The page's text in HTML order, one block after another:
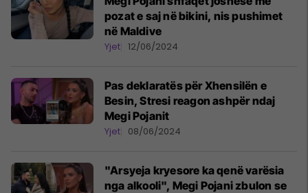
pozat e saj në bikini, nis pushimet
në Maldive
Yjet 12/06/2024
Pas deklaratës për Xhensilën e
Besin, Stresi reagon ashpër ndaj
Megi Pojanit
Yjet 08/06/2024
"Arsyeja kryesore ka qenë varësia
nga alkooli", Megi Pojani zbulon se